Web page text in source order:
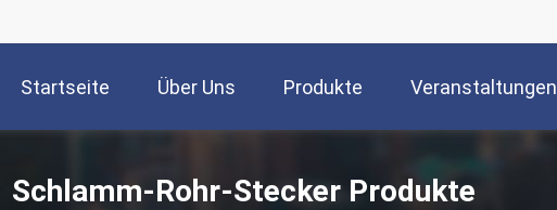
Startseite Über Uns Produkte Veranstaltungen
Schlamm-Rohr-Stecker Produkte